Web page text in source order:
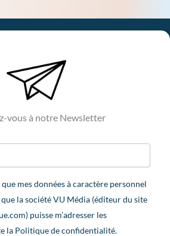
vous à notre Newsletter
que mes données à caractère personnel
la société VU Média (éditeur du site
puisse m’adresser les
la Politique de confidentialité.